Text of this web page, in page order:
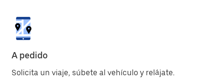
A pedido
Solicita un viaje, súbete al vehículo y relájate.